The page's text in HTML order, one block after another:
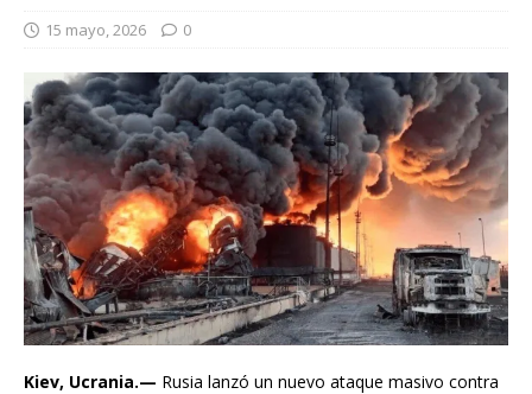
15 mayo, 2026 0
Kiev, Ucrania.— Rusia lanzó un nuevo ataque masivo contra